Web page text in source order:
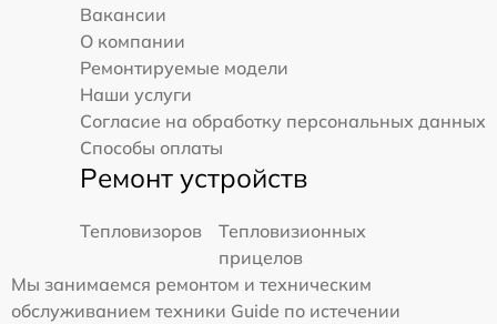
Вакансии
О компании
Ремонтируемые модели
Наши услуги
Согласие на обработку персональных данных
Способы оплаты
Ремонт устройств
Тепловизоров
Тепловизионных
прицелов
Мы занимаемся ремонтом и техническим
обслуживанием техники Guide по истечении